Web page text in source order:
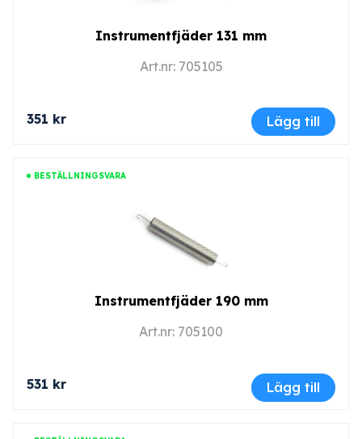
Instrumentfjäder 131 mm
Art.nr: 705105
351 kr Lägg till
BESTÄLLNINGSVARA
Instrumentfjäder 190 mm
Art.nr: 705100
531 kr Lägg till